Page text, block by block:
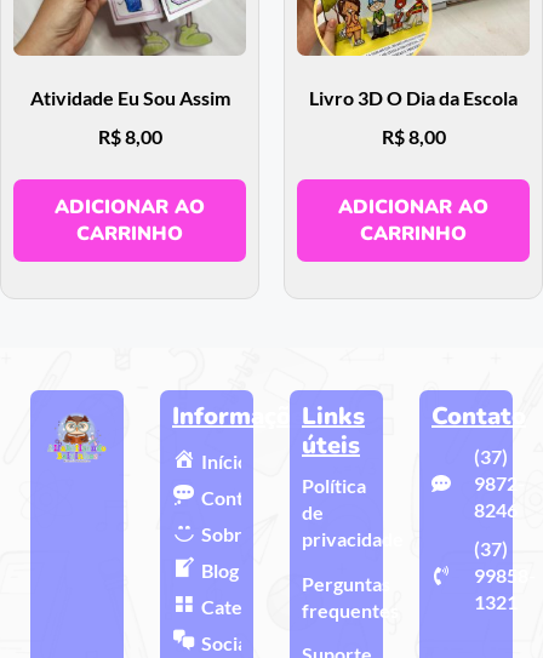
Atividade Eu Sou Assim
R$8,00
ADICIONAR AO
CARRINHO
Livro 3D O Dia da Escola
R$8,00
ADICIONAR AO
CARRINHO
Informações
Início
Contato
Sobre
Blog
Categorias
Sociais
Links
úteis
Política
de
privacidade
Perguntas
frequentes
Contato
(37)
9872-
8246
(37)
99858-
1321